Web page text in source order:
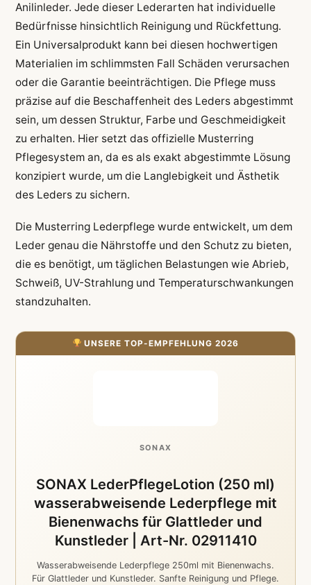
Anilinleder. Jede dieser Lederarten hat individuelle
Bedürfnisse hinsichtlich Reinigung und Rückfettung.
Ein Universalprodukt kann bei diesen hochwertigen
Materialien im schlimmsten Fall Schäden verursachen
oder die Garantie beeinträchtigen. Die Pflege muss
präzise auf die Beschaffenheit des Leders abgestimmt
sein, um dessen Struktur, Farbe und Geschmeidigkeit
zu erhalten. Hier setzt das offizielle Musterring
Pflegesystem an, da es als exakt abgestimmte Lösung
konzipiert wurde, um die Langlebigkeit und Ästhetik
des Leders zu sichern.
Die Musterring Lederpflege wurde entwickelt, um dem
Leder genau die Nährstoffe und den Schutz zu bieten,
die es benötigt, um täglichen Belastungen wie Abrieb,
Schweiß, UV-Strahlung und Temperaturschwankungen
standzuhalten.
UNSERE TOP-EMPFEHLUNG 2026
SONAX
SONAX LederPflegeLotion (250 ml)
wasserabweisende Lederpflege mit
Bienenwachs für Glattleder und
Kunstleder | Art-Nr. 02911410
Wasserabweisende Lederpflege 250ml mit Bienenwachs.
Für Glattleder und Kunstleder. Sanfte Reinigung und Pflege.